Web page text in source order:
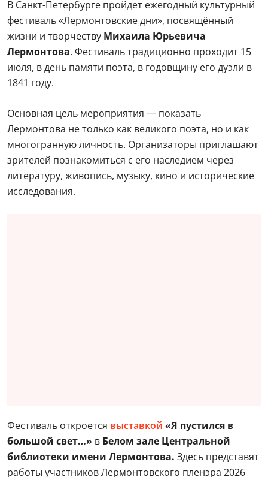
В Санкт-Петербурге пройдет ежегодный культурный
фестиваль «Лермонтовские дни», посвящённый
жизни и творчеству Михаила Юрьевича
Лермонтова. Фестиваль традиционно проходит 15
июля, в день памяти поэта, в годовщину его дуэли в
1841 году.
Основная цель мероприятия — показать
Лермонтова не только как великого поэта, но и как
многогранную личность. Организаторы приглашают
зрителей познакомиться с его наследием через
литературу, живопись, музыку, кино и исторические
исследования.
Фестиваль откроется выставкой «Я пустился в
большой свет…» в Белом зале Центральной
библиотеки имени Лермонтова. Здесь представят
работы участников Лермонтовского пленэра 2026